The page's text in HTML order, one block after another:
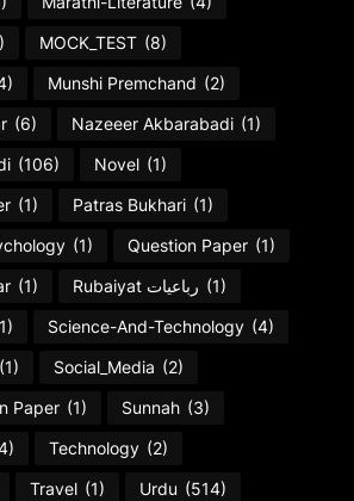
MOCK_TEST (8)
Munshi Premchand (2)
(6) Nazeeer Akbarabadi (1)
(106) Novel (1)
(1) Patras Bukhari (1)
(1) Question Paper (1)
(1) Rubaiyat رباعیات (1)
Science-And-Technology (4)
(1) Social_Media (2)
Paper (1) Sunnah (3)
Technology (2)
Travel (1) Urdu (514)